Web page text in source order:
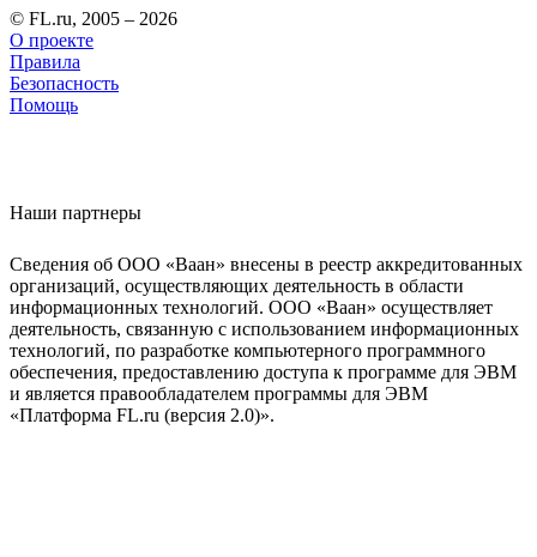
© FL.ru, 2005 – 2026
О проекте
Правила
Безопасность
Помощь
Наши партнеры
Сведения об ООО «Ваан» внесены в реестр аккредитованных
организаций, осуществляющих деятельность в области
информационных технологий. ООО «Ваан» осуществляет
деятельность, связанную с использованием информационных
технологий, по разработке компьютерного программного
обеспечения, предоставлению доступа к программе для ЭВМ
и является правообладателем программы для ЭВМ
«Платформа FL.ru (версия 2.0)».